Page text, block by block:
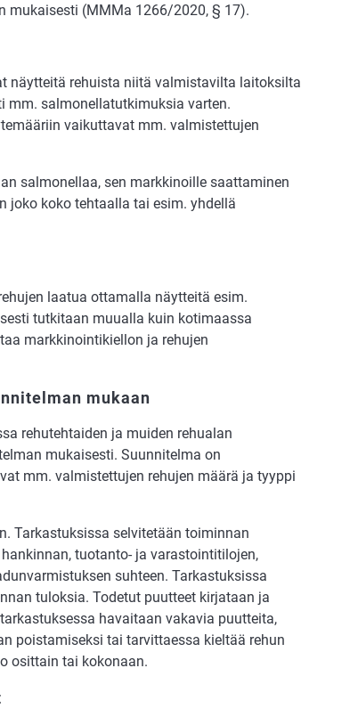
mukaisesti (MMMa 1266/2020, § 17).
näytteitä rehuista niitä valmistavilta laitoksilta
mm. salmonellatutkimuksia varten.
vaikuttavat mm. valmistettujen
salmonellaa, sen markkinoille saattaminen
joko koko tehtaalla tai esim. yhdellä
laatua ottamalla näytteitä esim.
tutkitaan muualla kuin kotimaassa
markkinointikiellon ja rehujen
mukaan
rehutehtaiden ja muiden rehualan
mukaisesti. Suunnitelma on
mm. valmistettujen rehujen määrä ja tyyppi
Tarkastuksissa selvitetään toiminnan
tuotanto- ja varastointitilojen,
suhteen. Tarkastuksissa
tuloksia. Todetut puutteet kirjataan ja
havaitaan vakavia puutteita,
poistamiseksi tai tarvittaessa kieltää rehun
osittain tai kokonaan.